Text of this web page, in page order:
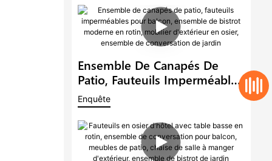
Meubles De Conversation En
Plein Air, Meubles De Jardin
Ensemble De Canapés De
Patio, Fauteuils Imperméables
Pour Balcon, Ensemble De
Bistrot Moderne En Rotin,
Mobilier D'extérieur En Osier,
Ensemble De Conversation De
Jardin
Enquête